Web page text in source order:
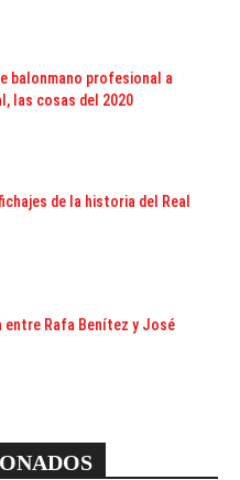
balonmano profesional a
las cosas del 2020
de la historia del Real
entre Rafa Benítez y José